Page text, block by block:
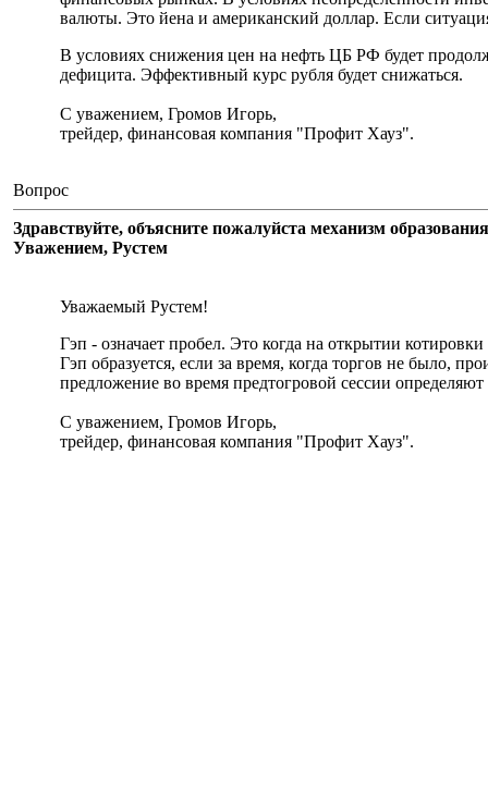
валюты. Это йена и американский доллар. Если
В условиях снижения цен на нефть ЦБ РФ будет
дефицита. Эффективный курс рубля будет снижаться.
С уважением, Громов Игорь,
трейдер, финансовая компания "Профит Хауз".
Вопрос
Здравствуйте, объясните пожалуйста механизм
Уважением, Рустем
Уважаемый Рустем!
Гэп - означает пробел. Это когда на открытии
Гэп образуется, если за время, когда торгов не было,
предложение во время предтогровой сессии определяют
С уважением, Громов Игорь,
трейдер, финансовая компания "Профит Хауз".